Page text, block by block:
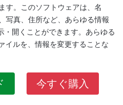
す。このソフトウェアは、名
写真、住所など、あらゆる情報
・開くことができます。あらゆる
イルを、情報を変更することな
今すぐ購入